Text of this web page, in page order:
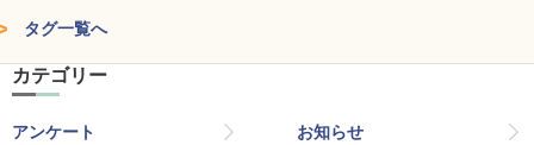
タグ一覧へ
カテゴリー
アンケート お知らせ